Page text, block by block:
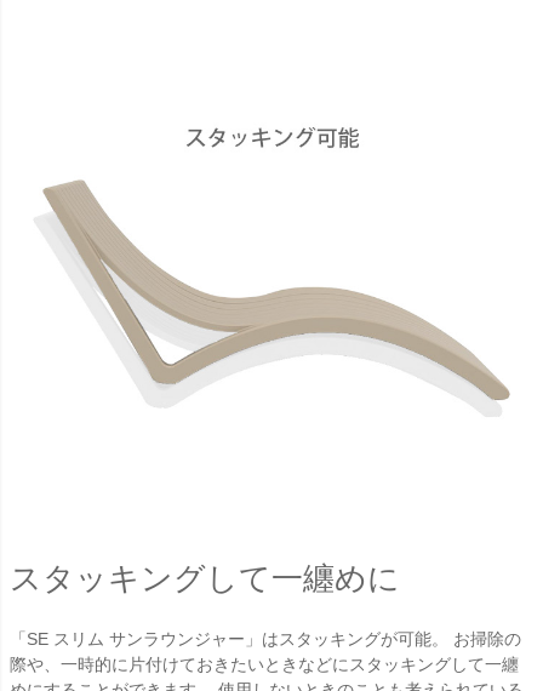
スタッキングして一纏めに
「SE スリム サンラウンジャー」はスタッキングが可能。 お掃除の
際や、一時的に片付けておきたいときなどにスタッキングして一纏